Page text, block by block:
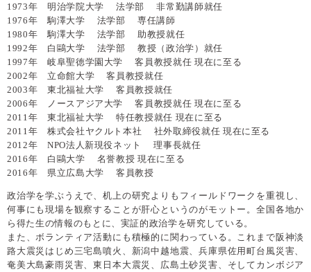
1973年 明治学院大学 法学部 非常勤講師就任
1976年 駒澤大学 法学部 専任講師
1980年 駒澤大学 法学部 助教授就任
1992年 白鷗大学 法学部 教授（政治学）就任
1997年 岐阜聖徳学園大学 客員教授就任 現在に至る
2002年 立命館大学 客員教授就任
2003年 東北福祉大学 客員教授就任
2006年 ノースアジア大学 客員教授就任 現在に至る
2011年 東北福祉大学 特任教授就任 現在に至る
2011年 株式会社ヤクルト本社 社外取締役就任 現在に至る
2012年 NPO法人新現役ネット 理事長就任
2016年 白鷗大学 名誉教授 現在に至る
2016年 県立広島大学 客員教授
政治学を学ぶうえで、机上の研究よりもフィールドワークを重視し、
何事にも現場を観察することが肝心というのがモットー。全国各地か
ら得た生の情報のもとに、実証的政治学を研究している。
また、ボランティア活動にも積極的に関わっている。これまで阪神淡
路大震災はじめ三宅島噴火、新潟中越地震、兵庫県佐用町台風災害、
奄美大島豪雨災害、東日本大震災、広島土砂災害、そしてカンボジア